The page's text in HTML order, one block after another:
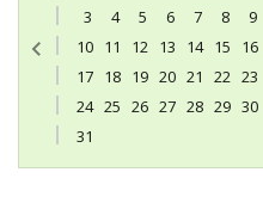
3
4 5 6 7 8
9
10 11 12 13 14 15
16
17 18 19 20 21 22 23
24 25 26 27 28 29 30
31